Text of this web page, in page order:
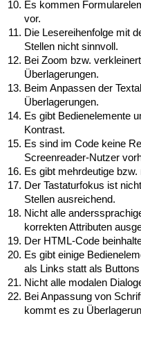
Es kommen
vor.
Die Lesereihenfolge mit
Stellen nicht sinnvoll.
Bei Zoom bzw.
Überlagerungen.
Beim Anpassen der
Überlagerungen.
Es gibt Bedienelemente
Kontrast.
Es sind im Code keine
Screenreader-Nutzer
Es gibt mehrdeutige
Der Tastaturfokus ist
Stellen ausreichend.
Nicht alle
korrekten Attributen
Der HTML-Code
Es gibt einige
als Links statt als
Nicht alle modalen
Bei Anpassung von
kommt es zu